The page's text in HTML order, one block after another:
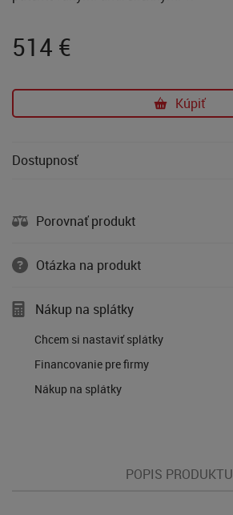
514 €
Kúpiť
Dostupnosť
Porovnať produkt
Otázka na produkt
Nákup na splátky
Chcem si nastaviť splátky
Financovanie pre firmy
Nákup na splátky
POPIS PRODUKTU